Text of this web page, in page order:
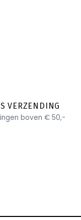
VERZENDING
boven € 50,-